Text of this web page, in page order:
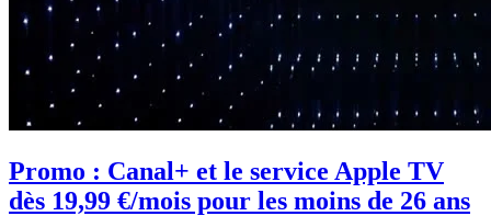
Promo : Canal+ et le service Apple TV
dès 19,99 €/mois pour les moins de 26 ans